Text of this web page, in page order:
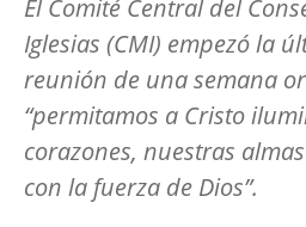
El Comité Central del
Iglesias (CMI) empezó la
reunión de una semana
“permitamos a Cristo
corazones, nuestras
con la fuerza de Dios”.